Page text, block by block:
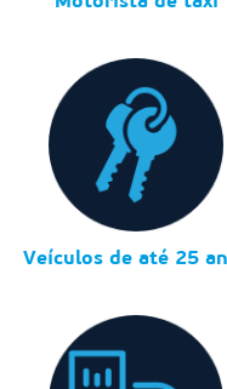
Veículos de até 25